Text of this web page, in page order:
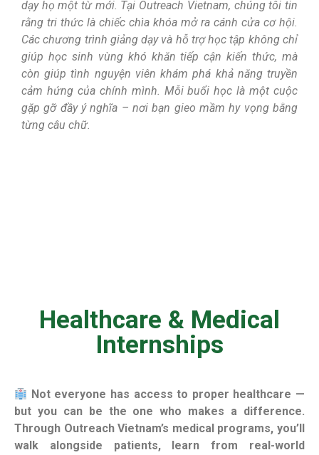
dạy họ một từ mới. Tại Outreach Vietnam, chúng tôi tin
rằng tri thức là chiếc chìa khóa mở ra cánh cửa cơ hội.
Các chương trình giảng dạy và hỗ trợ học tập không chỉ
giúp học sinh vùng khó khăn tiếp cận kiến thức, mà
còn giúp tình nguyện viên khám phá khả năng truyền
cảm hứng của chính mình. Mỗi buổi học là một cuộc
gặp gỡ đầy ý nghĩa – nơi bạn gieo mầm hy vọng bằng
từng câu chữ.
Healthcare & Medical
Internships
Not everyone has access to proper healthcare —
but you can be the one who makes a difference.
Through Outreach Vietnam’s medical programs, you’ll
walk alongside patients, learn from real-world